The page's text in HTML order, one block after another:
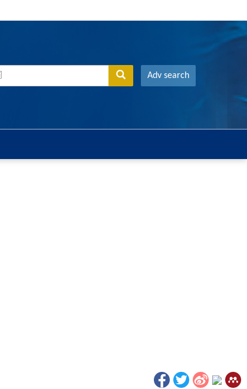
Adv search